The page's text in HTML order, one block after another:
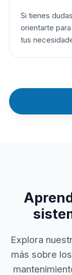
Si tienes
orientarte
tus
Explora
más sobre